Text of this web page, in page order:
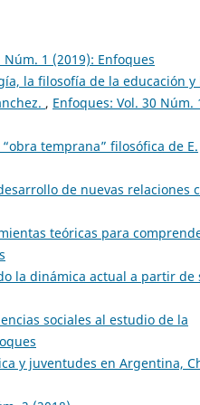
Núm. 1 (2019): Enfoques
la filosofía de la educación y
, Enfoques: Vol. 30 Núm.
temprana” filosófica de E.
de nuevas relaciones
teóricas para
la dinámica actual a partir de
sociales al estudio de la
y juventudes en Argentina,